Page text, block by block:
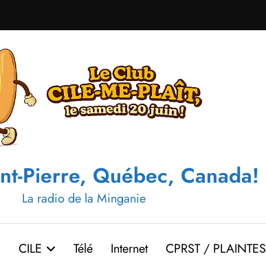
Pierre, Québec, Canada!
La radio de la Minganie
CILE Télé Internet CPRST / PLAINTES